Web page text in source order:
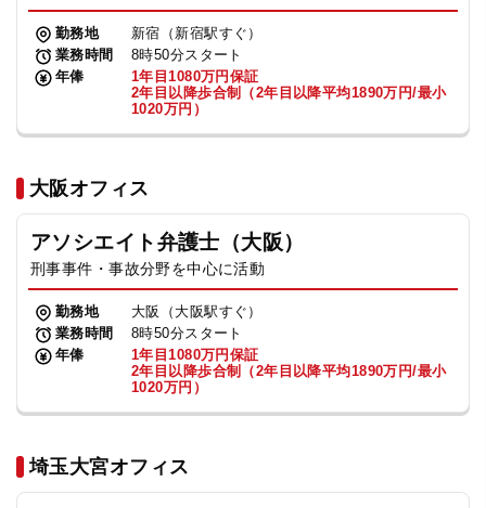
勤務地
新宿（新宿駅すぐ）
業務時間
8時50分スタート
年俸
1年目1080万円保証
2年目以降歩合制（2年目以降平均1890万円/最小
1020万円）
大阪オフィス
アソシエイト弁護士（大阪）
刑事事件・事故分野を中心に活動
勤務地
大阪（大阪駅すぐ）
業務時間
8時50分スタート
年俸
1年目1080万円保証
2年目以降歩合制（2年目以降平均1890万円/最小
1020万円）
埼玉大宮オフィス
特設サイト
相談先情報サイト
法人グループ
プライバシーポリシー 利用規約
TikTok受賞 定義集 動画集